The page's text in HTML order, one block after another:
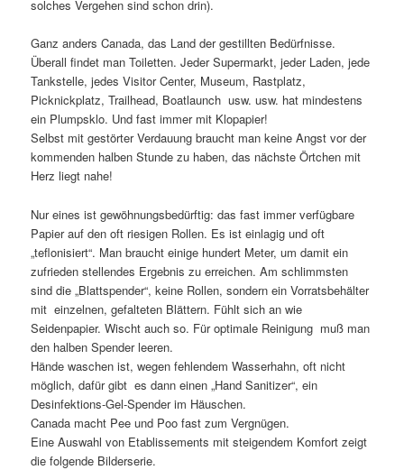
solches Vergehen sind schon drin).
Ganz anders Canada, das Land der gestillten Bedürfnisse.
Überall findet man Toiletten. Jeder Supermarkt, jeder Laden, jede
Tankstelle, jedes Visitor Center, Museum, Rastplatz,
Picknickplatz, Trailhead, Boatlaunch usw. usw. hat mindestens
ein Plumpsklo. Und fast immer mit Klopapier!
Selbst mit gestörter Verdauung braucht man keine Angst vor der
kommenden halben Stunde zu haben, das nächste Örtchen mit
Herz liegt nahe!
Nur eines ist gewöhnungsbedürftig: das fast immer verfügbare
Papier auf den oft riesigen Rollen. Es ist einlagig und oft
„teflonisiert“. Man braucht einige hundert Meter, um damit ein
zufrieden stellendes Ergebnis zu erreichen. Am schlimmsten
sind die „Blattspender“, keine Rollen, sondern ein Vorratsbehälter
mit einzelnen, gefalteten Blättern. Fühlt sich an wie
Seidenpapier. Wischt auch so. Für optimale Reinigung muß man
den halben Spender leeren.
Hände waschen ist, wegen fehlendem Wasserhahn, oft nicht
möglich, dafür gibt es dann einen „Hand Sanitizer“, ein
Desinfektions-Gel-Spender im Häuschen.
Canada macht Pee und Poo fast zum Vergnügen.
Eine Auswahl von Etablissements mit steigendem Komfort zeigt
die folgende Bilderserie.